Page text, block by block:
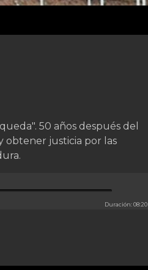
50 años después del
obtener justicia por las
Duración: 08:20